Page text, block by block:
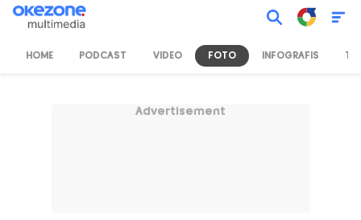
HOME PODCAST VIDEO FOTO INFOGRAFIS TV
Advertisement